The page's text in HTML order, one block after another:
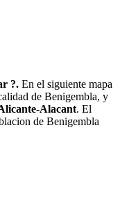
?. En el siguiente mapa
de Benigembla, y
Alacant. El
de Benigembla